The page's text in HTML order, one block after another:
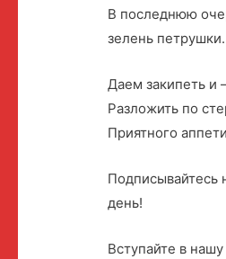
В последнюю
зелень петрушки.
Даем закипеть и
Разложить по
Приятного
Подписывайтесь
день!
Вступайте в